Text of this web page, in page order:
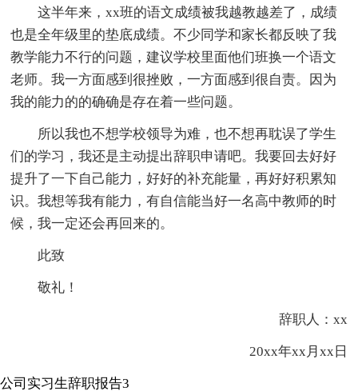
这半年来，xx班的语文成绩被我越教越差了，成绩
也是全年级里的垫底成绩。不少同学和家长都反映了我
教学能力不行的问题，建议学校里面他们班换一个语文
老师。我一方面感到很挫败，一方面感到很自责。因为
我的能力的的确确是存在着一些问题。
所以我也不想学校领导为难，也不想再耽误了学生
们的学习，我还是主动提出辞职申请吧。我要回去好好
提升了一下自己能力，好好的补充能量，再好好积累知
识。我想等我有能力，有自信能当好一名高中教师的时
候，我一定还会再回来的。
此致
敬礼！
辞职人：xx
20xx年xx月xx日
公司实习生辞职报告3